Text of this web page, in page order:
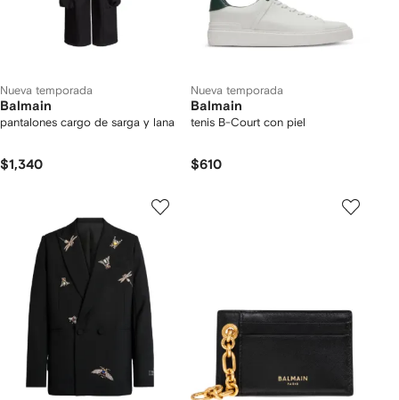
Nueva temporada
Balmain
pantalones cargo de sarga y lana
$1,340
Nueva temporada
Balmain
tenis B-Court con piel
$610